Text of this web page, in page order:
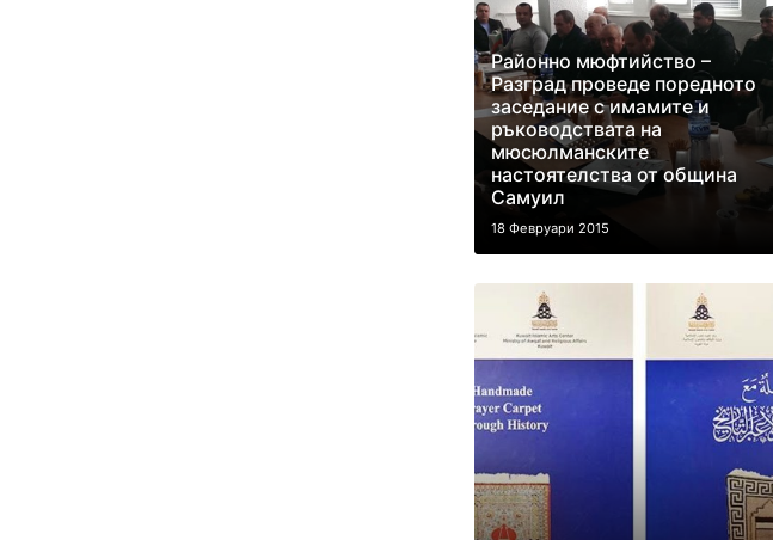
Районно мюфтийство –
Разград проведе поредното
заседание с имамите и
ръководствата на
мюсюлманските
настоятелства от община
Самуил
18 Февруари 2015